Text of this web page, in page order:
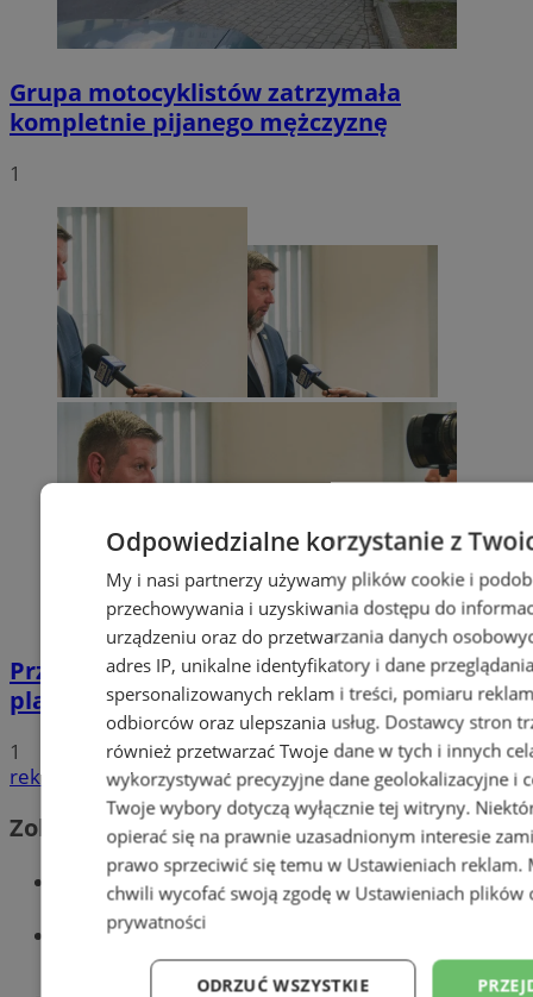
Grupa motocyklistów zatrzymała
kompletnie pijanego mężczyznę
1
Przyszłość Wodzisławia Śląskiego:
planowane inwestycje na 2025 rok
1
reklama
Zobacz również
Wiadomości kryminalne w Wodzisławiu
Wiadomości lokalne
Odpowiedzialne korzystanie z
My i nasi partnerzy używamy plików cookie i
przechowywania i uzyskiwania dostępu do
urządzeniu oraz do przetwarzania danych
adres IP, unikalne identyfikatory i dane
spersonalizowanych reklam i treści, pomiaru
odbiorców oraz ulepszania usług. Dostawcy stron
również przetwarzać Twoje dane w tych i innych
wykorzystywać precyzyjne dane geolokalizacyjne i
Twoje wybory dotyczą wyłącznie tej witryny.
opierać się na prawnie uzasadnionym interesie
prawo sprzeciwić się temu w Ustawieniach reklam.
chwili wycofać swoją zgodę w Ustawieniach plików
prywatności
ODRZUĆ WSZYSTKIE